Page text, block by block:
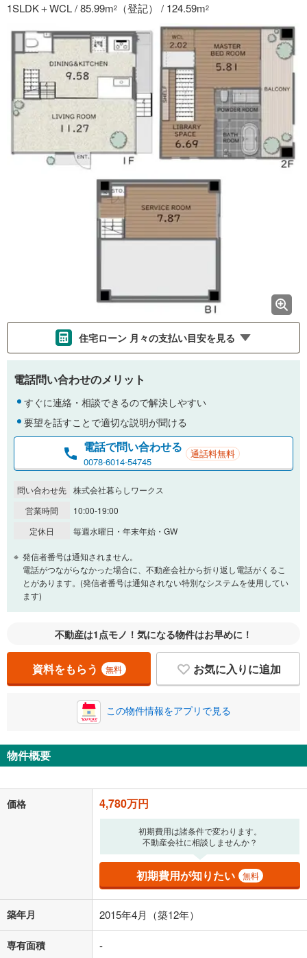
1SLDK＋WCL / 85.99m2 （登記） / 124.59m2
住宅ローン 月々の支払い目安を見る
支払いの目安をシミュレーションすることができます。
金利
0.01%
一般的には最長35年まで借り入れ可能です。多くの金融機関
閉じる
頭金
0万円 4,780万円
自己資金から住宅購入にかけられる金額を入力してくださ
閉じる
ボーナス
万円
/回
0円
ナス時の増額分（1回分）を入力してください。
ボーナス払いの限度額は金融機関によって異なります。
閉じる
「金利」については、ご利用を予定されている金融機関等にご確認の
上、ご自身での入力をお願いいたします。初期設定で自動入力されてい
る値は、実際の金融機関等における貸出金利とは何ら関係がなく、実際
の金融機関等における貸出金利を何ら保証するものではありません。返
済方法「元利均等返済」にて算出しております。入力された金利を35年
適用した場合の計算結果を表示しています。
その他月額費用や、初期費用がかかります。ご注意ください。実際にお
借り入れの際は各金融機関等に、必ずご自身でご確認をお願いいたしま
電話問い合わせのメリット
すぐに連絡・相談できるので解決しやすい
要望を話すことで適切な説明が聞ける
電話で問い合わせる
0078-6014-54745
通話料無料
問い合わせ先 株式会社暮らしワークス
営業時間
10:00-19:00
定休日
毎週水曜日・年末年始・GW
発信者番号は通知されません。
電話がつながらなかった場合に、不動産会社から折り返し電話がくるこ
とがあります。(発信者番号は通知されない特別なシステムを使用してい
ます)
不動産は1点モノ！気になる物件はお早めに！
資料をもらう 無料 お気に入りに追加
この物件情報をアプリで見る
物件概要
価格 4,780万円
初期費用は諸条件で変わります。
不動産会社に相談しませんか？
初期費用が知りたい 無料
築年月 2015年4月（築12年）
専有面積 -